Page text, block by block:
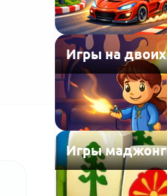
Игры на двоих
Игры маджонг